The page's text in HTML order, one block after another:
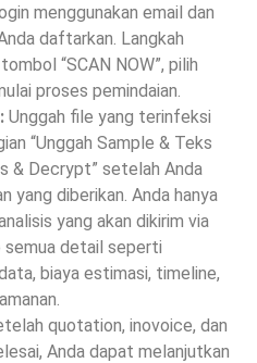
menggunakan email dan
daftarkan. Langkah
“SCAN NOW”, pilih
proses pemindaian.
Unggah file yang terinfeksi
“Unggah Sample & Teks
& Decrypt” setelah Anda
yang diberikan. Anda hanya
yang akan dikirim via
semua detail seperti
biaya estimasi, timeline,
quotation, inovoice, dan
Anda dapat melanjutkan